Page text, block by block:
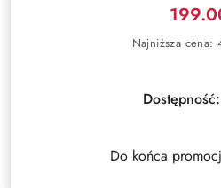
Najniższa
30
dni
Najniższa cena:
Dostępność:
Do końca